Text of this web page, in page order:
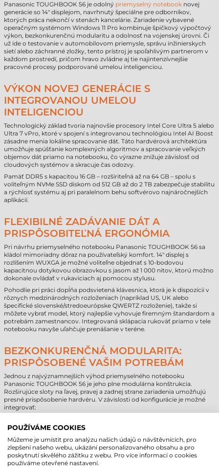
Panasonic TOUGHBOOK 56 je odolný priemyselný notebook novej
generácie so 14" displejom, navrhnutý špeciálne pre odborníkov,
ktorých práca nekončí v stenách kancelárie. Zariadenie vybavené
operačným systémom Windows 11 Pro kombinuje špičkový výpočtový
výkon, bezkonkurenčnú modularitu a odolnosť na vojenskej úrovni. Či
už ide o testovanie v automobilovom priemysle, správu inžinierskych
sietí alebo záchranné zložky, tento prístroj je spoľahlivým partnerom v
každom prostredí, pričom hravo zvládne aj tie najintenzívnejšie
pracovné procesy podporované umelou inteligenciou.
VÝKON NOVEJ GENERÁCIE S
INTEGROVANOU UMELOU
INTELIGENCIOU
Technologický základ tvoria najnovšie procesory Intel Core Ultra 5 alebo
Ultra 7 vPro, ktoré v spojení s integrovanou technológiou Intel AI Boost
zásadne menia lokálne spracovanie dát. Táto hardvérová architektúra
umožňuje spúšťanie komplexných algoritmov a spracovanie veľkých
objemov dát priamo na notebooku, čo výrazne znižuje závislosť od
cloudových systémov a skracuje čas odozvy.
Pamäť DDR5 s kapacitou 16 GB – rozšíriteľná až na 64 GB – spolu s
voliteľným NVMe SSD diskom od 512 GB až do 2 TB zabezpečuje stabilitu
a rýchlosť systému aj pri paralelnom behu softvérovo najnáročnejších
aplikácií.
FLEXIBILNÉ ZADÁVANIE DÁT A
PRISPÔSOBITEĽNÁ ERGONÓMIA
Pri návrhu priemyselného notebooku Panasonic TOUGHBOOK 56 sa
kládol mimoriadny dôraz na používateľský komfort. 14" displej s
rozlíšením WUXGA je možné voliteľne objednať s 10-bodovou
kapacitnou dotykovou obrazovkou s jasom až 1 000 nitov, ktorú možno
dokonale ovládať v rukaviciach aj pomocou stylusu.
Pohodlie pri práci dopĺňa podsvietená klávesnica, ktorá je k dispozícii v
rôznych medzinárodných rozloženiach (napríklad US, UK alebo
špecifické slovenské/stredoeurópske QWERTZ rozloženie), takže si
môžete vybrať model, ktorý najlepšie vyhovuje firemným štandardom a
potrebám zamestnancov. Integrovaná sklápacia rukoväť priamo v tele
notebooku navyše uľahčuje prenášanie v teréne.
BEZKONKURENČNÁ MODULARITA:
PRISPÔSOBENÉ VAŠIM POTREBÁM
Jednou z najvýznamnejších výhod priemyselného notebooku
Panasonic TOUGHBOOK 56 je jeho plne modulárna konštrukcia.
Rozširujúce sloty na ľavej, pravej a zadnej strane zariadenia umožňujú
presné prispôsobenie hardvéru. V závislosti od konfigurácie je možné
integrovať:
alebo DVD mechanika.
čítačka čipových kariet (Smart Card).
Zadná strana: Voliteľné rozhrania ako VGA, sériový port (True
Serial), dodatočné konektory USB-A alebo USB-C, prípadne
natívne LAN porty. Táto flexibilita eliminuje potrebu externých
POUŽÍVÁME COOKIES
Můžeme je umístit pro analýzu našich údajů o návštěvnících, pro
zlepšení našeho webu, ukázání personalizovaného obsahu a pro
poskytnutí skvělého zážitku z webu. Pro více informací o cookies
používáme otevřené nastavení.